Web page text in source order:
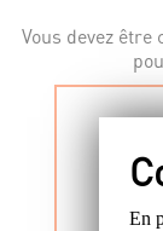
Vous devez être
En